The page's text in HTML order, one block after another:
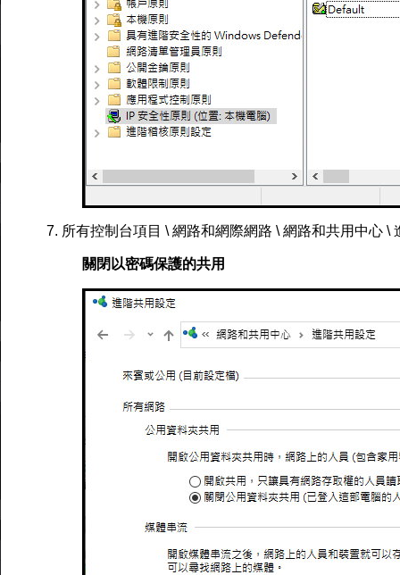
7. 所有控制台項目 \ 網路和網際網路 \ 網路和共用中心
關閉以密碼保護的共用